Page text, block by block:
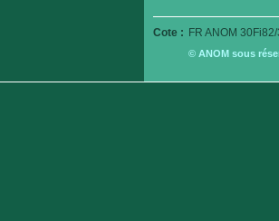
Cote : FR ANOM
© ANOM sous